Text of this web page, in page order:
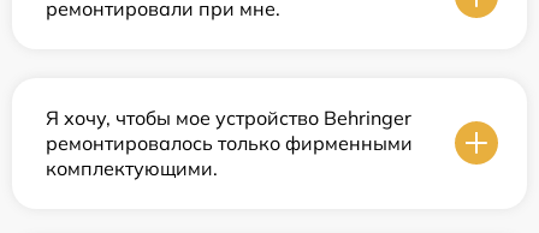
ремонтировали при мне.
Я хочу, чтобы мое устройство Behringer
ремонтировалось только фирменными
комплектующими.